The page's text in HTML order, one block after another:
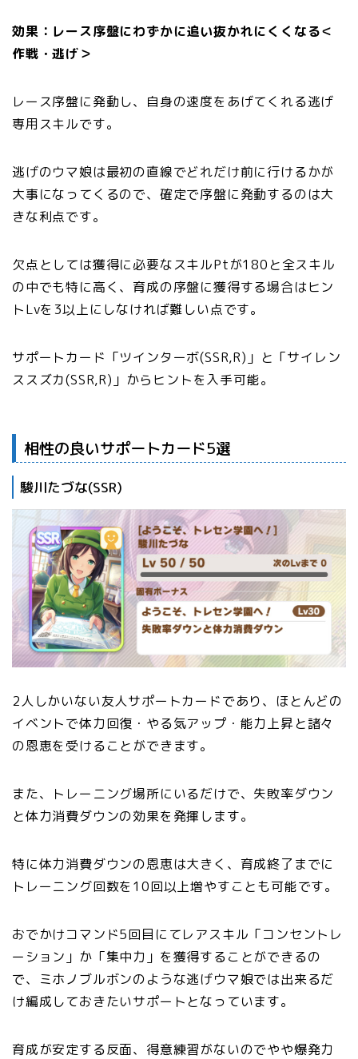
効果：レース序盤にわずかに追い抜かれにくくなる＜
作戦・逃げ＞
レース序盤に発動し、自身の速度をあげてくれる逃げ
専用スキルです。
逃げのウマ娘は最初の直線でどれだけ前に行けるかが
大事になってくるので、確定で序盤に発動するのは大
きな利点です。
欠点としては獲得に必要なスキルPtが180と全スキル
の中でも特に高く、育成の序盤に獲得する場合はヒン
トLvを3以上にしなければ難しい点です。
サポートカード「ツインターボ(SSR,R)」と「サイレン
ススズカ(SSR,R)」からヒントを入手可能。
相性の良いサポートカード5選
駿川たづな(SSR)
2人しかいない友人サポートカードであり、ほとんどの
イベントで体力回復・やる気アップ・能力上昇と諸々
の恩恵を受けることができます。
また、トレーニング場所にいるだけで、失敗率ダウン
と体力消費ダウンの効果を発揮します。
特に体力消費ダウンの恩恵は大きく、育成終了までに
トレーニング回数を10回以上増やすことも可能です。
おでかけコマンド5回目にてレアスキル「コンセントレ
ーション」か「集中力」を獲得することができるの
で、ミホノブルボンのような逃げウマ娘では出来るだ
け編成しておきたいサポートとなっています。
育成が安定する反面、得意練習がないのでやや爆発力